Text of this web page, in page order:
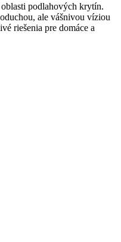
podlahových krytín.
ale vášnivou víziou
riešenia pre domáce a